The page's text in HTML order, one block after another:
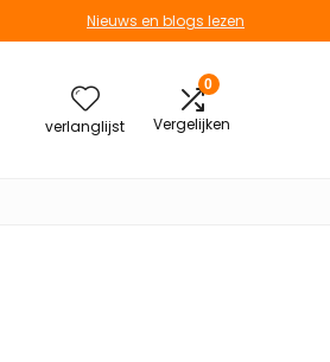
Nieuws en blogs lezen
verlanglijst
0
Vergelijken